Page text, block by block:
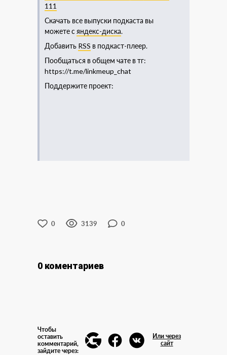
111​
Скачать все выпуски подкаста вы
можете сяндекс-диска.
Добавить RSS в подкаст-плеер.
Пообщаться в общем чате в тг:
https://t.me/linkmeup_chat
Поддержите проект:
0 3139 0
0 коментариев
Чтобы
оставить
комментарий,
зайдите через:
Или через
сайт